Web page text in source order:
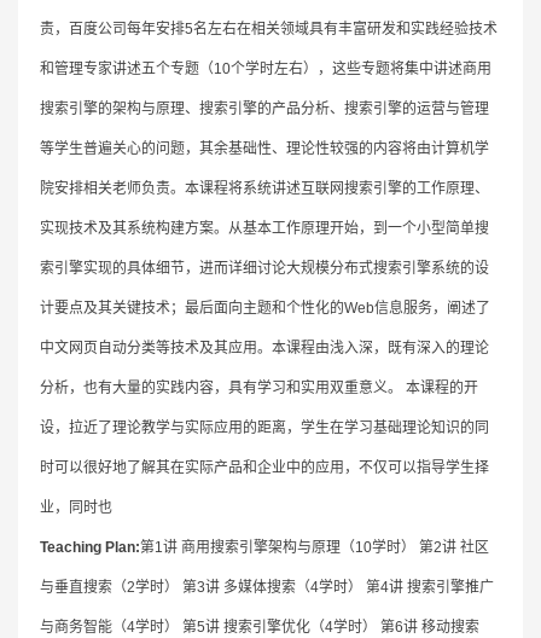
责，百度公司每年安排5名左右在相关领域具有丰富研发和实践经验技术
和管理专家讲述五个专题（10个学时左右），这些专题将集中讲述商用
搜索引擎的架构与原理、搜索引擎的产品分析、搜索引擎的运营与管理
等学生普遍关心的问题，其余基础性、理论性较强的内容将由计算机学
院安排相关老师负责。本课程将系统讲述互联网搜索引擎的工作原理、
实现技术及其系统构建方案。从基本工作原理开始，到一个小型简单搜
索引擎实现的具体细节，进而详细讨论大规模分布式搜索引擎系统的设
计要点及其关键技术；最后面向主题和个性化的Web信息服务，阐述了
中文网页自动分类等技术及其应用。本课程由浅入深，既有深入的理论
分析，也有大量的实践内容，具有学习和实用双重意义。 本课程的开
设，拉近了理论教学与实际应用的距离，学生在学习基础理论知识的同
时可以很好地了解其在实际产品和企业中的应用，不仅可以指导学生择
业，同时也
Teaching Plan:第1讲 商用搜索引擎架构与原理（10学时） 第2讲 社区
与垂直搜索（2学时） 第3讲 多媒体搜索（4学时） 第4讲 搜索引擎推广
与商务智能（4学时） 第5讲 搜索引擎优化（4学时） 第6讲 移动搜索